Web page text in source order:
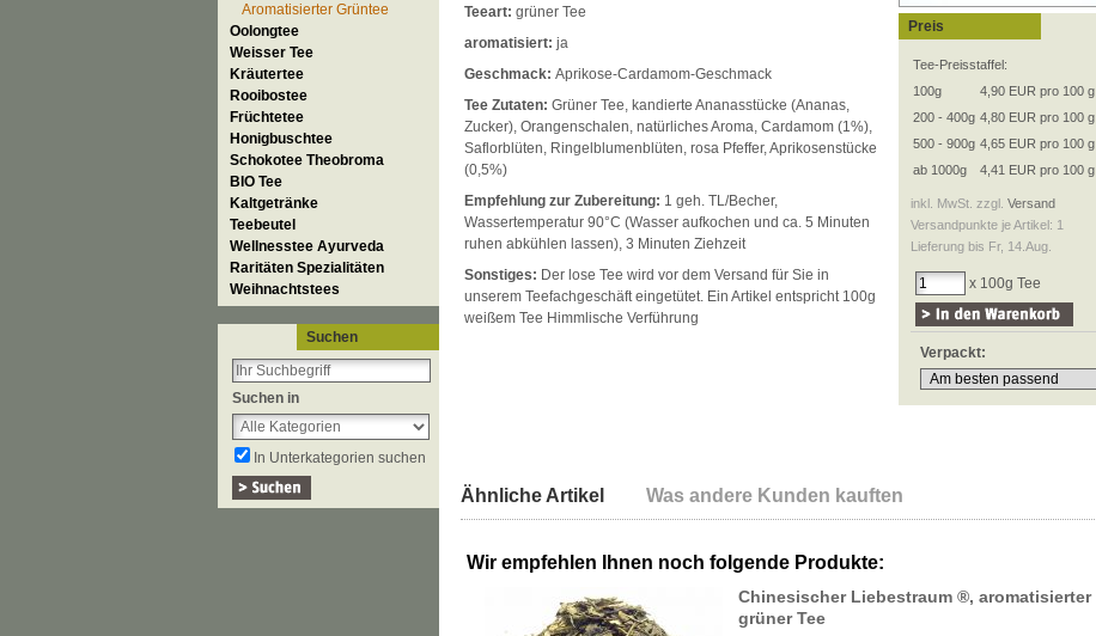
Aromatisierter Grüntee
Oolongtee
Weisser Tee
Kräutertee
Rooibostee
Früchtetee
Honigbuschtee
Schokotee Theobroma
BIO Tee
Kaltgetränke
Teebeutel
Wellnesstee Ayurveda
Raritäten Spezialitäten
Weihnachtstees
Suchen
Suchen in
In Unterkategorien suchen
Teeart: grüner Tee
aromatisiert: ja
Geschmack: Aprikose-Cardamom-Geschmack
Tee Zutaten: Grüner Tee, kandierte Ananasstücke (Ananas,
Zucker), Orangenschalen, natürliches Aroma, Cardamom (1%),
Saflorblüten, Ringelblumenblüten, rosa Pfeffer, Aprikosenstücke
(0,5%)
Empfehlung zur Zubereitung: 1 geh. TL/Becher,
Wassertemperatur 90°C (Wasser aufkochen und ca. 5 Minuten
ruhen abkühlen lassen), 3 Minuten Ziehzeit
Sonstiges: Der lose Tee wird vor dem Versand für Sie in
unserem Teefachgeschäft eingetütet. Ein Artikel entspricht 100g
weißem Tee Himmlische Verführung
Preis
Tee-Preisstaffel:
100g
4,90 EUR pro 100 g
200 - 400g 4,80 EUR pro 100 g
500 - 900g 4,65 EUR pro 100 g
ab 1000g
4,41 EUR pro 100 g
inkl. MwSt. zzgl. Versand
Versandpunkte je Artikel: 1
Lieferung bis Fr, 14.Aug.
x 100g Tee
Verpackt:
Ähnliche Artikel Was andere Kunden kauften
Wir empfehlen Ihnen noch folgende Produkte:
Chinesischer Liebestraum ®, aromatisierter
grüner Tee